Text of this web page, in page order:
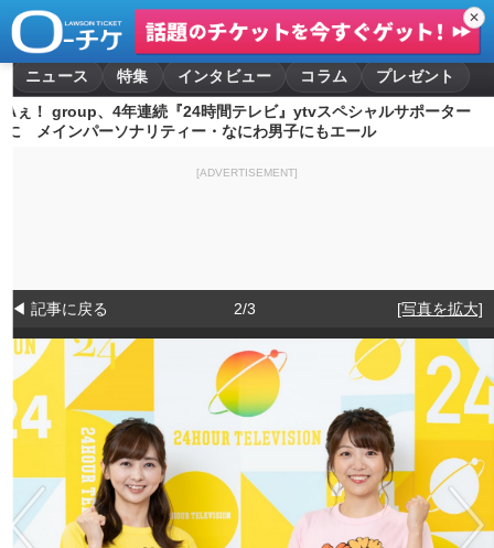
✕
ニュース 特集 インタビュー コラム
プレゼント
Aぇ！ group、4年連続『24時間テレビ』ytvスペシャルサポーター
に メインパーソナリティー・なにわ男子にもエール
[ADVERTISEMENT]
◀ 記事に戻る 2/3 [写真を拡大]